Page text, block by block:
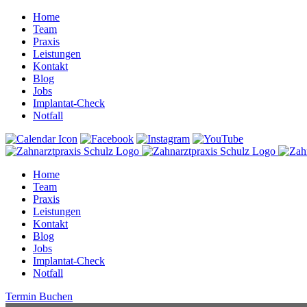
Home
Team
Praxis
Leistungen
Kontakt
Blog
Jobs
Implantat-Check
Notfall
Home
Team
Praxis
Leistungen
Kontakt
Blog
Jobs
Implantat-Check
Notfall
Termin Buchen